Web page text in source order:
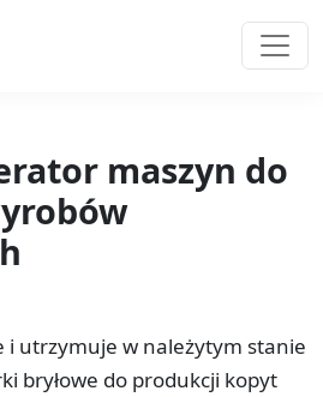
maszyn do
i utrzymuje w należytym stanie
bryłowe do produkcji kopyt